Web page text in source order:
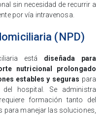
sin necesidad de recurrir a
por vía intravenosa.
(NPD)
está diseñada para
nutricional prolongado
estables y seguras para
hospital. Se administra
formación tanto del
para manejar las soluciones,